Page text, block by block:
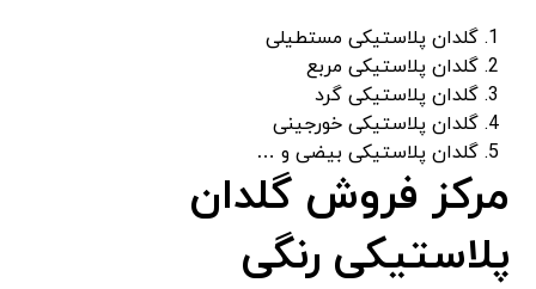
گلدان پلاستیکی مستطیلی
گلدان پلاستیکی مربع
گلدان پلاستیکی گرد
گلدان پلاستیکی خورجینی
گلدان پلاستیکی بیضی و …
مرکز فروش گلدان
پلاستیکی رنگی